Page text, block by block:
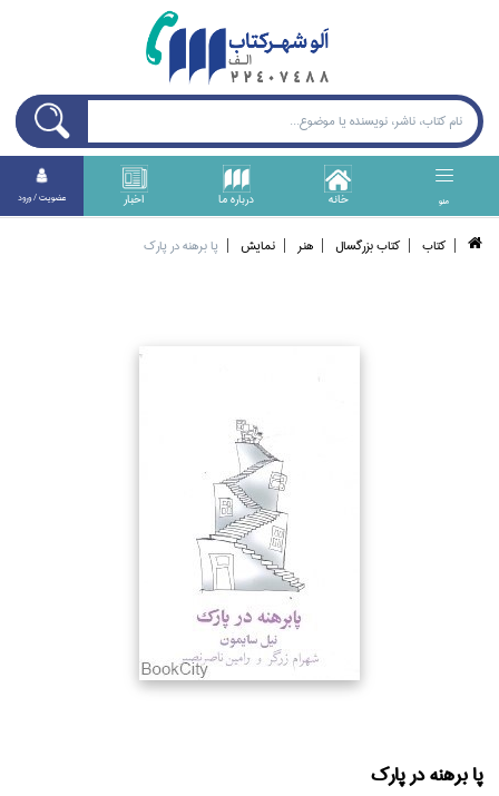
منو خانه درباره ما اخبار عضويت / ورود
كتاب كتاب بزرگسال هنر نمايش پا برهنه در پارك
پا برهنه در پارك